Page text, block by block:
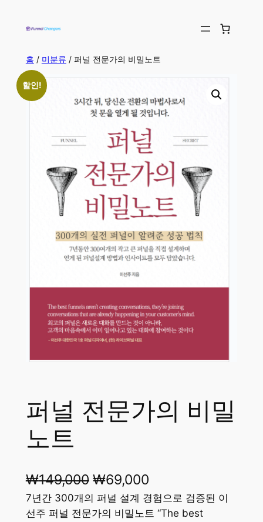
홈 / 미분류 / 퍼널 전문가의 비밀노트
할인!
퍼널 전문가의 비밀
노트
₩149,000 ₩69,000
7년간 300개의 퍼널 설계 경험으로 검증된 이
선주 퍼널 전문가의 비밀노트 “The best